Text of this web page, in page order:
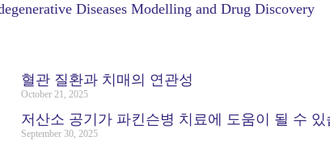
Diseases Modelling and Drug Discovery
혈관 질환과 치매의 연관성
October 21, 2025
저산소 공기가 파킨슨병 치료에 도움이 될 수 있
September 30, 2025